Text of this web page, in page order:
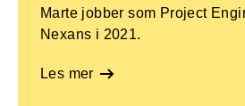
Marte jobber som Project
Nexans i 2021.
Les mer